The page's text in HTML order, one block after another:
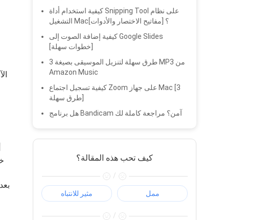
كيفية استخدام أداة Snipping Tool على نظام
التشغيل Mac؟ [مفاتيح الاختصار والأدوات]
كيفية إضافة الصوت إلى Google Slides
3 طرق سهلة لتنزيل الموسيقى بصيغة MP3 من
Amazon Music
كيفية تسجيل اجتماع Zoom على جهاز Mac [3
هل برنامج Bandicam آمن؟ مراجعة كاملة لك
كيف تحب هذه المقالة؟
/
مثير للانتباه ممل
/